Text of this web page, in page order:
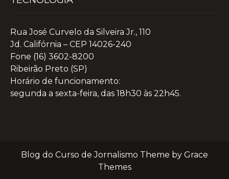
Rua José Curvelo da Silveira Jr., 110
Jd. Califórnia – CEP 14026-240
Fone (16) 3602-8200
Ribeirão Preto (SP)
Horário de funcionamento:
segunda a sexta-feira, das 18h30 às 22h45.
Blog do Curso de Jornalismo Theme by Grace
Themes